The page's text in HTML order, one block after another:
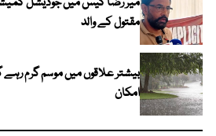
مقتول کے والد
بیشتر علاقوں میں موسم گرم رہے
امکان